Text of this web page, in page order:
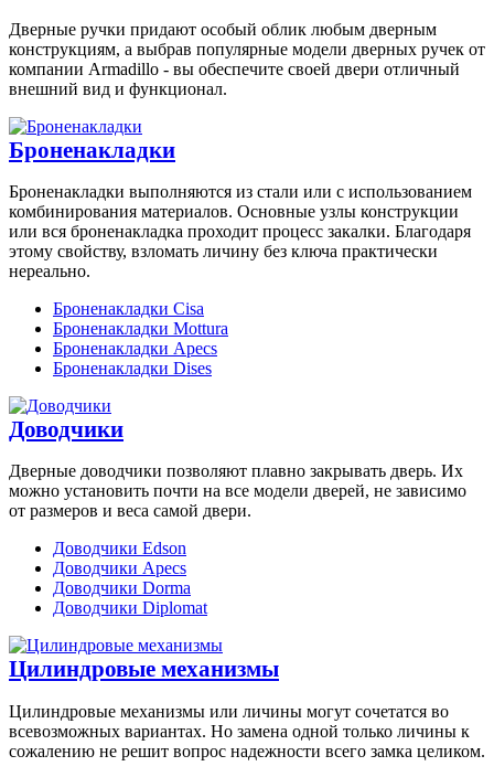
Дверные ручки придают особый облик любым дверным
конструкциям, а выбрав популярные модели дверных ручек от
компании Armadillo - вы обеспечите своей двери отличный
внешний вид и функционал.
Броненакладки
Броненакладки выполняются из стали или с использованием
комбинирования материалов. Основные узлы конструкции
или вся броненакладка проходит процесс закалки. Благодаря
этому свойству, взломать личину без ключа практически
нереально.
Броненакладки Cisa
Броненакладки Mottura
Броненакладки Apecs
Броненакладки Dises
Доводчики
Дверные доводчики позволяют плавно закрывать дверь. Их
можно установить почти на все модели дверей, не зависимо
от размеров и веса самой двери.
Доводчики Edson
Доводчики Apecs
Доводчики Dorma
Доводчики Diplomat
Цилиндровые механизмы
Цилиндровые механизмы или личины могут сочетатся во
всевозможных вариантах. Но замена одной только личины к
сожалению не решит вопрос надежности всего замка целиком.